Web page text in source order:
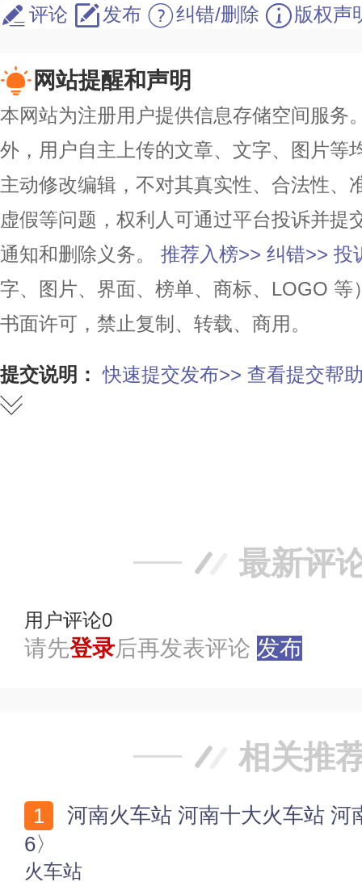
评论
发布 纠错/删除 版权声
网站提醒和声明
本网站为注册用户提供信息存储空间服务
外，用户自主上传的文章、文字、图片等
主动修改编辑，不对其真实性、合法性、
虚假等问题，权利人可通过平台投诉并提
通知和删除义务。
推荐入榜>> 纠错>> 投
字、图片、界面、榜单、商标、LOGO
书面许可，禁止复制、转载、商用。
提交说明： 快速提交发布>> 查看提交帮
最新评
用户评论0
请先登录后再发表评论 发布
相关推
6〉
火车站